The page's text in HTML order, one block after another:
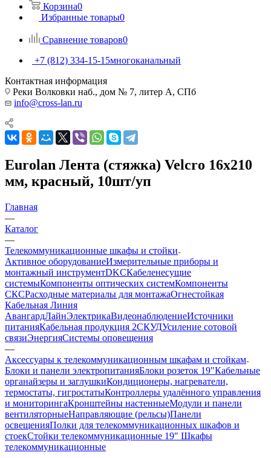
Корзина0
Избранные товары0
Сравнение товаров0
+7 (812) 334-15-15многоканальный
Контактная информация
Реки Волковки наб., дом № 7, литер А, СПб
info@cross-lan.ru
Eurolan Лента (стяжка) Velcro 16x210
мм, красный, 10шт/уп
Главная
—
Каталог
—
Телекоммуникационные шкафы и стойки
Активное оборудованиеИзмерительные приборы и
монтажный инструментDKCКабеленесущие
системыКомпоненты оптических системКомпоненты
СКСРасходные материалы для монтажаОгнестойкая
Кабельная Линия
АвангардЛайнЭлектрикаВидеонаблюдениеИсточники
питанияКабельная продукция 2СКУДУсиление сотовой
связиЭнергияСистемы оповещения
—
Аксессуары к телекоммуникационным шкафам и стойкам
Блоки и панели электропитанияБлоки розеток 19"Кабельные
органайзеры и заглушкиКондиционеры, нагреватели,
термостаты, гигростатыКонтроллеры удалённого управления
и мониторингаКронштейны настенныеМодули и панели
вентиляторныеНаправляющие (рельсы)Панели
освещенияПолки для телекоммуникационных шкафов и
стоекСтойки телекоммуникационные 19" Шкафы
телекоммуникационные